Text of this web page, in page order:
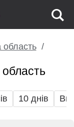
область
10 днів